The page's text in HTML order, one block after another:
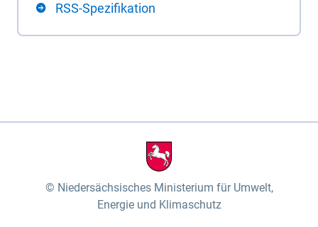
RSS-Spezifikation
Niedersächsisches Ministerium für Umwelt,
Energie und Klimaschutz